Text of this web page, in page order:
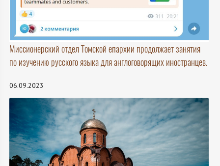
Миссионерский отдел Томской епархии продолжает занятия
по изучению русского языка для англоговорящих иностранцев.
06.09.2023